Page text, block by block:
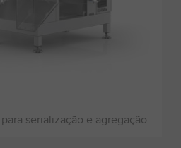
serialização e agregação